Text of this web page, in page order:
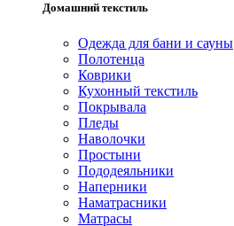
Домашний текстиль
Одежда для бани и сауны
Полотенца
Коврики
Кухонный текстиль
Покрывала
Пледы
Наволочки
Простыни
Пододеяльники
Наперники
Наматрасники
Матрасы